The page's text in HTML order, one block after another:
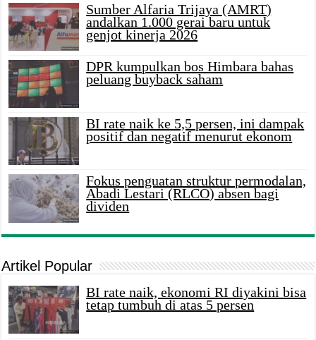
Sumber Alfaria Trijaya (AMRT)
andalkan 1.000 gerai baru untuk
genjot kinerja 2026
DPR kumpulkan bos Himbara bahas
peluang buyback saham
BI rate naik ke 5,5 persen, ini dampak
positif dan negatif menurut ekonom
Fokus penguatan struktur permodalan,
Abadi Lestari (RLCO) absen bagi
dividen
Artikel Popular
BI rate naik, ekonomi RI diyakini bisa
tetap tumbuh di atas 5 persen